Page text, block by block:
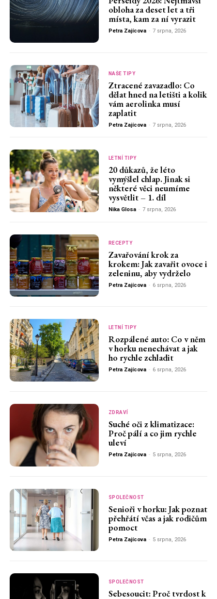
obloha za deset let a tři
místa, kam za ní vyrazit
Petra Zajícova - 7 srpna, 2026
NAŠE TIPY
Ztracené zavazadlo: Co
dělat hned na letišti a kolik
vám aerolinka musí
zaplatit
Petra Zajícova - 7 srpna, 2026
LETNÍ TIPY
20 důkazů, že léto
vymýšlel chlap. Jinak si
některé věci neumíme
vysvětlit – 1. díl
Nika Glosa - 7 srpna, 2026
RECEPTY
Zavařování krok za
krokem: Jak zavařit ovoce i
zeleninu, aby vydrželo
Petra Zajícova - 6 srpna, 2026
LETNÍ TIPY
Rozpálené auto: Co v něm
v horku nenechávat a jak
ho rychle zchladit
Petra Zajícova - 6 srpna, 2026
ZDRAVÍ
Suché oči z klimatizace:
Proč pálí a co jim rychle
uleví
Petra Zajícova - 5 srpna, 2026
SPOLEČNOST
Senioři v horku: Jak poznat
přehřátí včas a jak rodičům
pomoct
Petra Zajícova - 5 srpna, 2026
SPOLEČNOST
Sebesoucit: Proč tvrdost k